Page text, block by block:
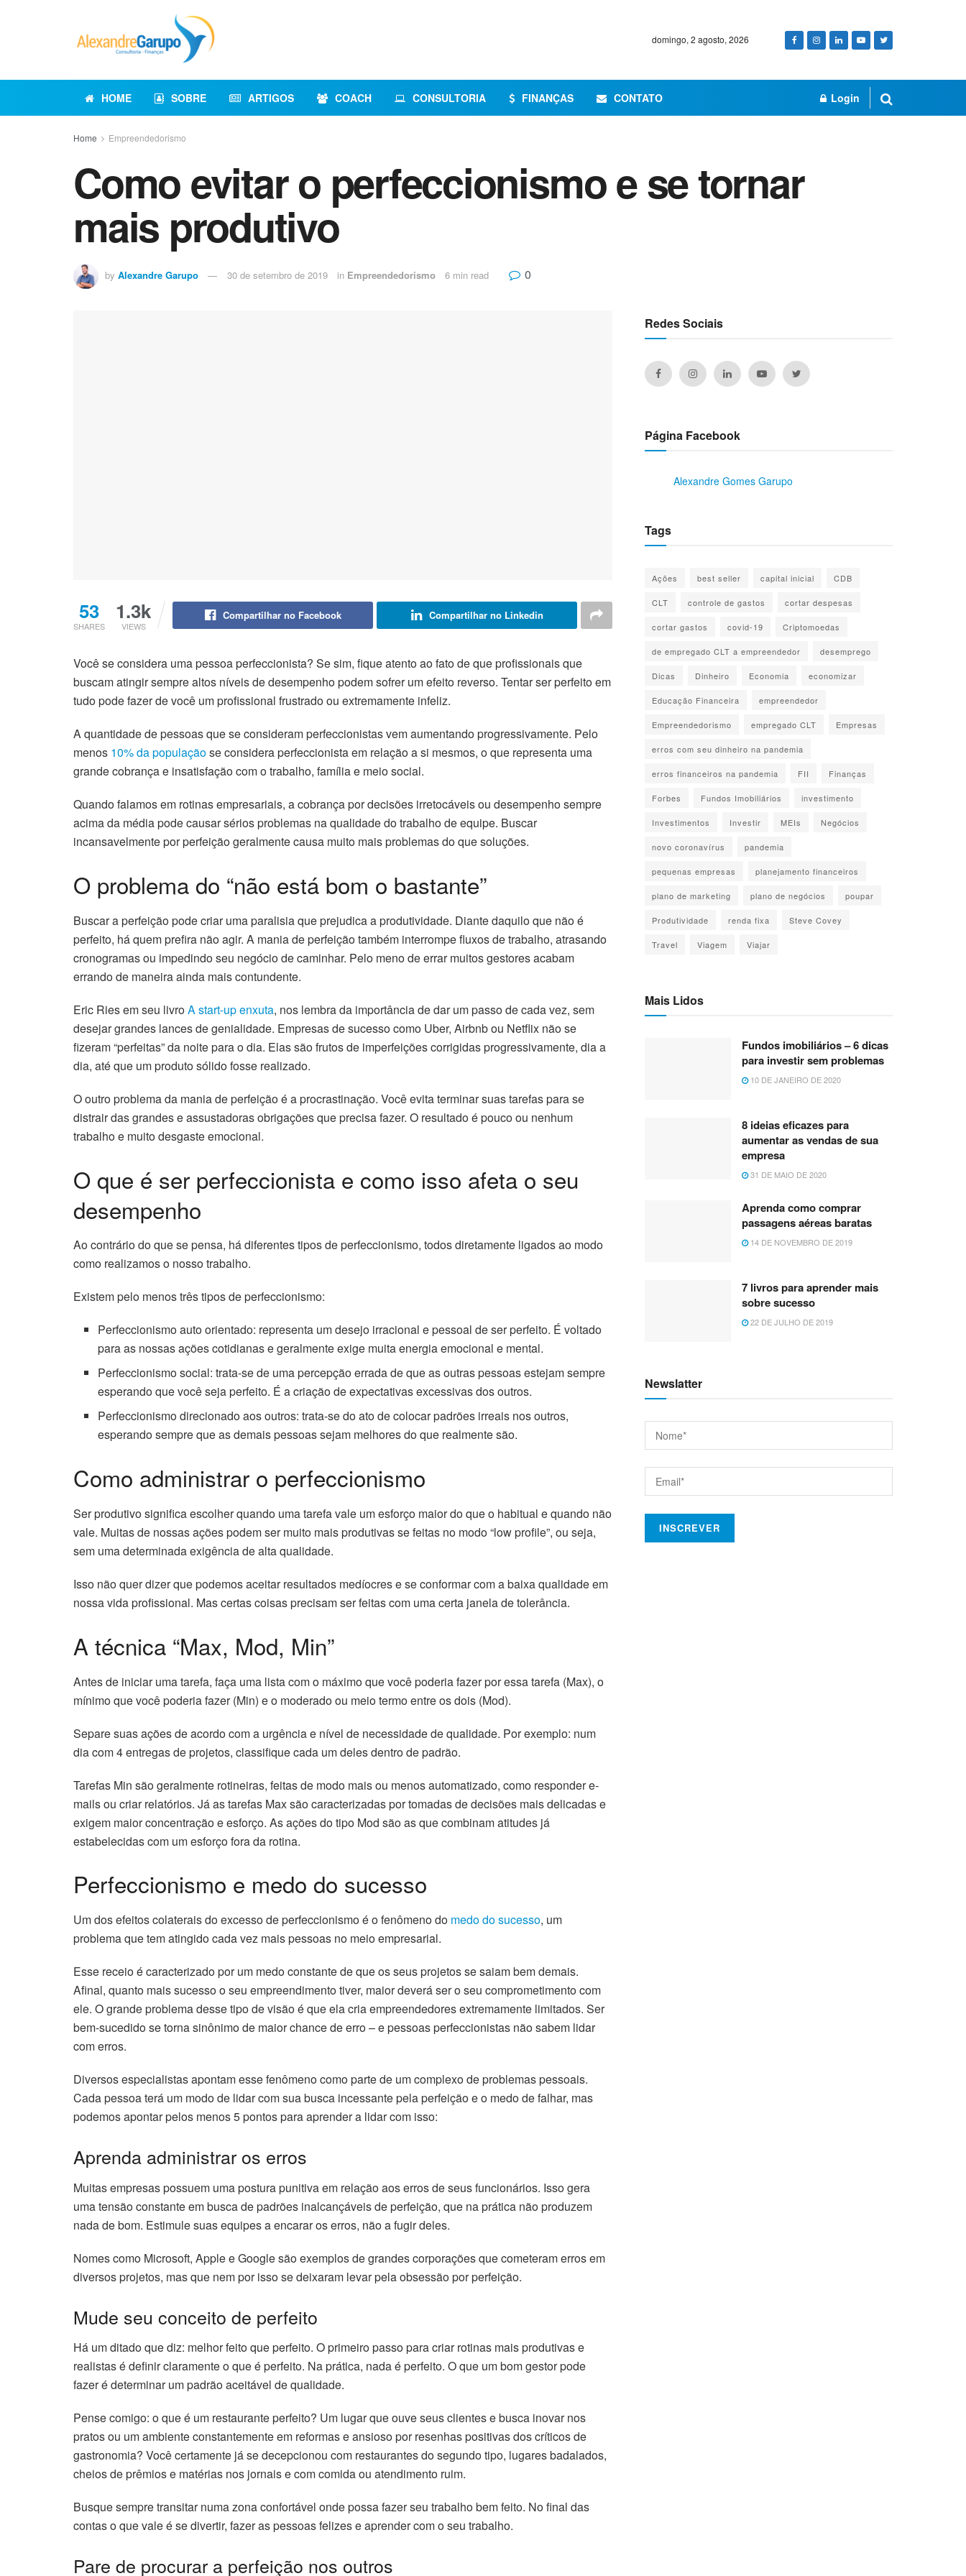
domingo, 2 agosto, 2026
HOME SOBRE ARTIGOS COACH CONSULTORIA FINANÇAS CONTATO Login
Home Empreendedorismo
Como evitar o perfeccionismo e se tornar
mais produtivo
by Alexandre Garupo 30 de setembro de 2019 in Empreendedorismo 6 min read 0
53
SHARES
1.3k
VIEWS
Compartilhar no Facebook Compartilhar no Linkedin
Você se considera uma pessoa perfeccionista? Se sim, fique atento ao fato de que profissionais que
buscam atingir sempre altos níveis de desempenho podem sofrer um efeito reverso. Tentar ser perfeito em
tudo pode fazer de você um profissional frustrado ou extremamente infeliz.
A quantidade de pessoas que se consideram perfeccionistas vem aumentando progressivamente. Pelo
menos 10% da populaçãose considera perfeccionista em relação a si mesmos, o que representa uma
grande cobrança e insatisfação com o trabalho, família e meio social.
Quando falamos em rotinas empresariais, a cobrança por decisões irretocáveis ou desempenho sempre
acima da média pode causar sérios problemas na qualidade do trabalho de equipe. Buscar
incansavelmente por perfeição geralmente causa muito mais problemas do que soluções.
O problema do “não está bom o bastante”
Buscar a perfeição pode criar uma paralisia que prejudica a produtividade. Diante daquilo que não é
perfeito, há quem prefira não agir. A mania de perfeição também interrompe fluxos de trabalho, atrasando
cronogramas ou impedindo seu negócio de caminhar. Pelo meno de errar muitos gestores acabam
errando de maneira ainda mais contundente.
Eric Ries em seu livroA start-up enxuta, nos lembra da importância de dar um passo de cada vez, sem
desejar grandes lances de genialidade. Empresas de sucesso como Uber, Airbnb ou Netflix não se
fizeram “perfeitas” da noite para o dia. Elas são frutos de imperfeições corrigidas progressivamente, dia a
dia, até que um produto sólido fosse realizado.
O outro problema da mania de perfeição é a procrastinação. Você evita terminar suas tarefas para se
distrair das grandes e assustadoras obrigações que precisa fazer. O resultado é pouco ou nenhum
trabalho e muito desgaste emocional.
O que é ser perfeccionista e como isso afeta o seu
desempenho
Ao contrário do que se pensa, há diferentes tipos de perfeccionismo, todos diretamente ligados ao modo
como realizamos o nosso trabalho.
Existem pelo menos três tipos de perfeccionismo:
Perfeccionismo auto orientado: representa um desejo irracional e pessoal de ser perfeito. É voltado
para as nossas ações cotidianas e geralmente exige muita energia emocional e mental.
Perfeccionismo social: trata-se de uma percepção errada de que as outras pessoas estejam sempre
esperando que você seja perfeito. É a criação de expectativas excessivas dos outros.
Perfeccionismo direcionado aos outros: trata-se do ato de colocar padrões irreais nos outros,
esperando sempre que as demais pessoas sejam melhores do que realmente são.
Como administrar o perfeccionismo
Ser produtivo significa escolher quando uma tarefa vale um esforço maior do que o habitual e quando não
vale. Muitas de nossas ações podem ser muito mais produtivas se feitas no modo “low profile”, ou seja,
sem uma determinada exigência de alta qualidade.
Isso não quer dizer que podemos aceitar resultados medíocres e se conformar com a baixa qualidade em
nossa vida profissional. Mas certas coisas precisam ser feitas com uma certa janela de tolerância.
A técnica “Max, Mod, Min”
Antes de iniciar uma tarefa, faça uma lista com o máximo que você poderia fazer por essa tarefa (Max), o
mínimo que você poderia fazer (Min) e o moderado ou meio termo entre os dois (Mod).
Separe suas ações de acordo com a urgência e nível de necessidade de qualidade. Por exemplo: num
dia com 4 entregas de projetos, classifique cada um deles dentro de padrão.
Tarefas Min são geralmente rotineiras, feitas de modo mais ou menos automatizado, como responder e-
mails ou criar relatórios. Já as tarefas Max são caracterizadas por tomadas de decisões mais delicadas e
exigem maior concentração e esforço. As ações do tipo Mod são as que combinam atitudes já
estabelecidas com um esforço fora da rotina.
Perfeccionismo e medo do sucesso
Um dos efeitos colaterais do excesso de perfeccionismo é o fenômeno do medo do sucesso, um
problema que tem atingido cada vez mais pessoas no meio empresarial.
Esse receio é caracterizado por um medo constante de que os seus projetos se saiam bem demais.
Afinal, quanto mais sucesso o seu empreendimento tiver, maior deverá ser o seu comprometimento com
ele. O grande problema desse tipo de visão é que ela cria empreendedores extremamente limitados. Ser
bem-sucedido se torna sinônimo de maior chance de erro – e pessoas perfeccionistas não sabem lidar
com erros.
Diversos especialistas apontam esse fenômeno como parte de um complexo de problemas pessoais.
Cada pessoa terá um modo de lidar com sua busca incessante pela perfeição e o medo de falhar, mas
podemos apontar pelos menos 5 pontos para aprender a lidar com isso:
Aprenda administrar os erros
Muitas empresas possuem uma postura punitiva em relação aos erros de seus funcionários. Isso gera
uma tensão constante em busca de padrões inalcançáveis de perfeição, que na prática não produzem
nada de bom. Estimule suas equipes a encarar os erros, não a fugir deles.
Nomes como Microsoft, Apple e Google são exemplos de grandes corporações que cometeram erros em
diversos projetos, mas que nem por isso se deixaram levar pela obsessão por perfeição.
Mude seu conceito de perfeito
Há um ditado que diz: melhor feito que perfeito. O primeiro passo para criar rotinas mais produtivas e
realistas é definir claramente o que é perfeito. Na prática, nada é perfeito. O que um bom gestor pode
fazer é determinar um padrão aceitável de qualidade.
Pense comigo: o que é um restaurante perfeito? Um lugar que ouve seus clientes e busca inovar nos
pratos ou um ambiente constantemente em reformas e ansioso por resenhas positivas dos críticos de
gastronomia? Você certamente já se decepcionou com restaurantes do segundo tipo, lugares badalados,
cheios de prêmios e matérias nos jornais e com comida ou atendimento ruim.
Busque sempre transitar numa zona confortável onde possa fazer seu trabalho bem feito. No final das
contas o que vale é se divertir, fazer as pessoas felizes e aprender com o seu trabalho.
Pare de procurar a perfeição nos outros
Redes Sociais
Página Facebook
Alexandre Gomes Garupo
Tags
Ações best seller capital inicial CDB
CLT controle de gastos cortar despesas
cortar gastos covid-19 Criptomoedas
de empregado CLT a empreendedor desemprego
Dicas Dinheiro Economia economizar
Educação Financeira empreendedor
Empreendedorismo empregado CLT Empresas
erros com seu dinheiro na pandemia
erros financeiros na pandemia FII Finanças
Forbes Fundos Imobiliários investimento
Investimentos Investir MEIs Negócios
novo coronavírus pandemia
pequenas empresas planejamento financeiros
plano de marketing plano de negócios poupar
Produtividade renda fixa Steve Covey
Travel Viagem Viajar
Mais Lidos
Fundos imobiliários – 6 dicas
para investir sem problemas
10 DE JANEIRO DE 2020
8 ideias eficazes para
aumentar as vendas de sua
empresa
31 DE MAIO DE 2020
Aprenda como comprar
passagens aéreas baratas
14 DE NOVEMBRO DE 2019
7 livros para aprender mais
sobre sucesso
22 DE JULHO DE 2019
Newslatter